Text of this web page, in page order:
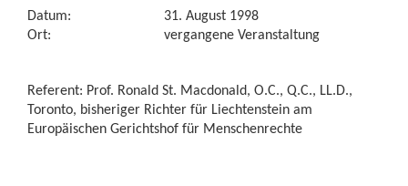
Datum:
31. August 1998
Ort:
vergangene Veranstaltung
Referent: Prof. Ronald St. Macdonald, O.C., Q.C., LL.D.,
Toronto, bisheriger Richter für Liechtenstein am
Europäischen Gerichtshof für Menschenrechte